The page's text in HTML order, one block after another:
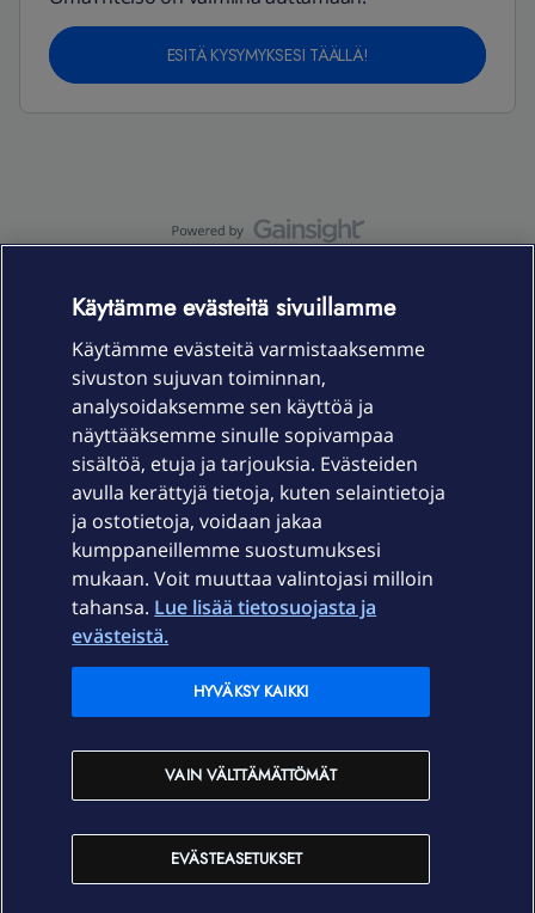
ESITÄ KYSYMYKSESI TÄÄLLÄ!
Laitteet & liittymät
Palvelut
Ajankohtaista
Elisa Oyj
In English
Käytämme evästeitä sivuillamme
Käytämme evästeitä varmistaaksemme
sivuston sujuvan toiminnan,
analysoidaksemme sen käyttöä ja
näyttääksemme sinulle sopivampaa
sisältöä, etuja ja tarjouksia. Evästeiden
avulla kerättyjä tietoja, kuten selaintietoja
ja ostotietoja, voidaan jakaa
kumppaneillemme suostumuksesi
mukaan. Voit muuttaa valintojasi milloin
tahansa. Lue lisää tietosuojasta ja
evästeistä.
EVÄSTEASETUKSET
VAIN VÄLTTÄMÄTTÖMÄT
HYVÄKSY KAIKKI